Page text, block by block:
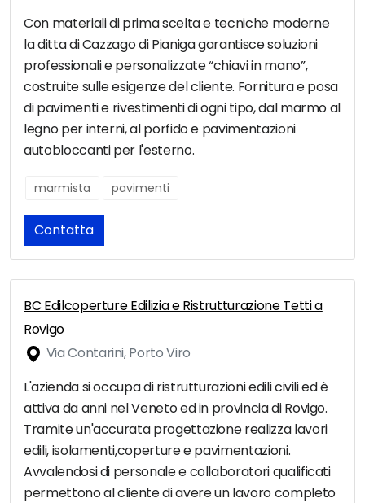
Con materiali di prima scelta e tecniche moderne
la ditta di Cazzago di Pianiga garantisce soluzioni
professionali e personalizzate “chiavi in mano”,
costruite sulle esigenze del cliente. Fornitura e posa
di pavimenti e rivestimenti di ogni tipo, dal marmo al
legno per interni, al porfido e pavimentazioni
autobloccanti per l'esterno.
marmista pavimenti
Contatta
BC Edilcoperture Edilizia e Ristrutturazione Tetti a
Rovigo
Via Contarini, Porto Viro
L'azienda si occupa di ristrutturazioni edili civili ed è
attiva da anni nel Veneto ed in provincia di Rovigo.
Tramite un'accurata progettazione realizza lavori
edili, isolamenti,coperture e pavimentazioni.
Avvalendosi di personale e collaboratori qualificati
permettono al cliente di avere un lavoro completo